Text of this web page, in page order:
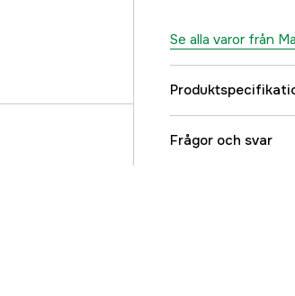
Se alla varor från
Referensnummer
Frågor och svar